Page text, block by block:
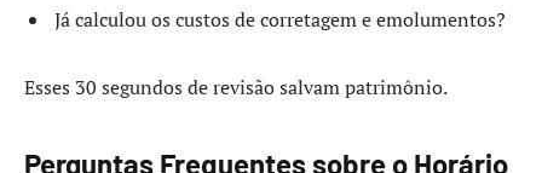
Já calculou os custos de corretagem e emolumentos?
Esses 30 segundos de revisão salvam patrimônio.
Perguntas Frequentes sobre o Horário